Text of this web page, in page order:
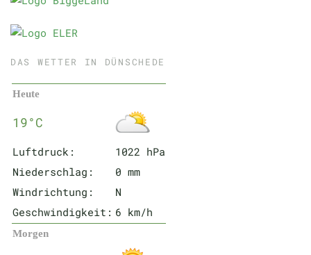
DAS WETTER IN DÜNSCHEDE
Heute
19°C
Luftdruck:
1022 hPa
Niederschlag:
0 mm
Windrichtung:
N
Geschwindigkeit: 6 km/h
Morgen